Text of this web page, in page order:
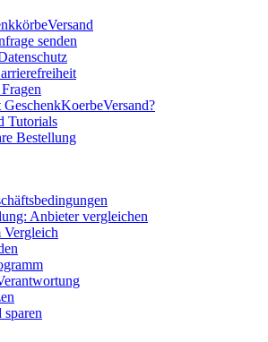
senden
Tutorials
Bestellung
Anbieter vergleichen
Vergleich